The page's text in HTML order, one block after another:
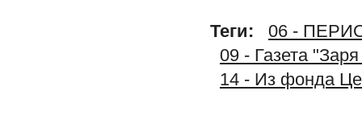
Теги:
06 -
09 - Газета
14 - Из фонда